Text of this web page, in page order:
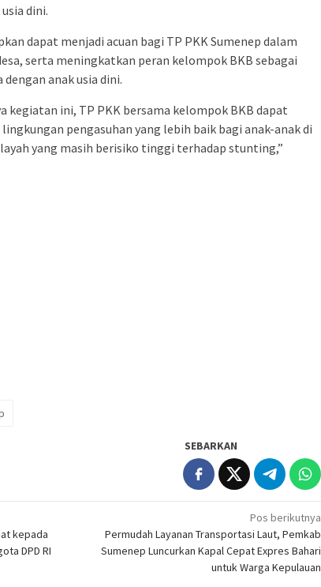
dini.
dapat menjadi acuan bagi TP PKK Sumenep dalam
serta meningkatkan peran kelompok BKB sebagai
anak usia dini.
kegiatan ini, TP PKK bersama kelompok BKB dapat
pengasuhan yang lebih baik bagi anak-anak di
yang masih berisiko tinggi terhadap stunting,”
SEBARKAN
kepada
DPD RI
Pos berikutnya
Permudah Layanan Transportasi Laut, Pemkab
Sumenep Luncurkan Kapal Cepat Expres Bahari
untuk Warga Kepulauan